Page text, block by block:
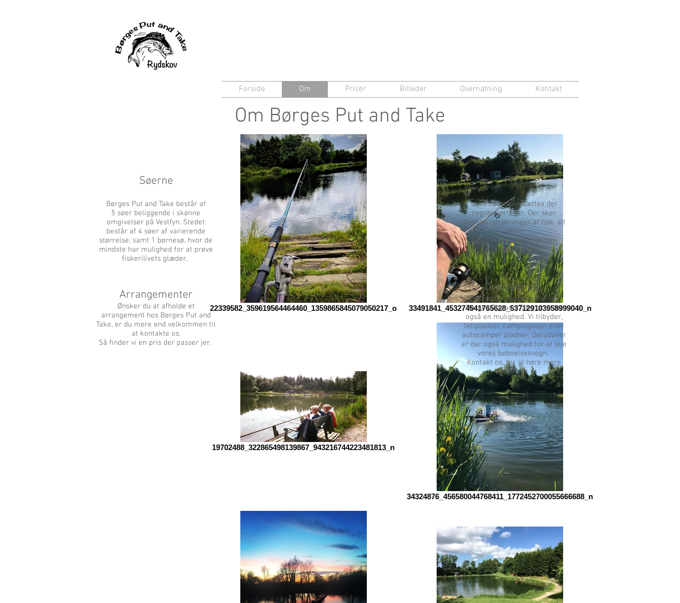
Forside Om Priser Billeder Overnatning Kontakt
Om Børges Put and Take
22339582_359619564464460_1359865845079050217_o 33491841_453274541765628_537129103958999040_n
19702488_322865498139867_943216744223481813_n
34324876_456580044768411_1772452700055666688_n
Børges Put and Take består af
5 søer beliggende i skønne
omgivelser på Vestfyn. Stedet
består af 4 søer af varierende
størrelse, samt 1 børnesø, hvor de
mindste har mulighed for at prøve
fiskerilivets glæder.
I alle søerne udsættes der
regnbueørreder. Der sker
daglige udsætninger af fisk, alt
efter
antallet af besøgende den
pågældende dag.
Ønsker du at overnatte ved
Børges Put and Take er dette
også en mulighed. Vi tilbyder,
teltpladser, campingvogn eller
autocamper pladser. Derudover
er der også mulighed for at leje
vores beboelsesvogn.
Kontakt os, for at høre mere
om priser.
Fisk
Overnatning
Søerne
Ønsker du at afholde et
arrangement hos Børges Put and
Take, er du mere end velkommen til
at kontakte os.
Så finder vi en pris der passer jer.
Arrangementer